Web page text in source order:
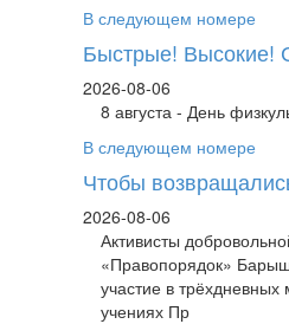
В следующем номере
Быстрые! Высокие!
2026-08-06
8 августа - День
В следующем номере
Чтобы
2026-08-06
Активисты
«Правопорядок»
участие в
учениях Пр